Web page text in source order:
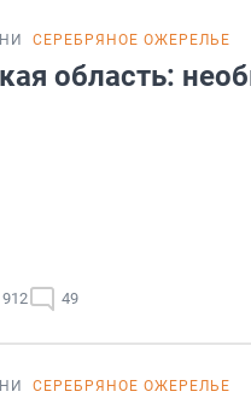
СЕРЕБРЯНОЕ ОЖЕРЕЛЬЕ
область:
49
СЕРЕБРЯНОЕ ОЖЕРЕЛЬЕ